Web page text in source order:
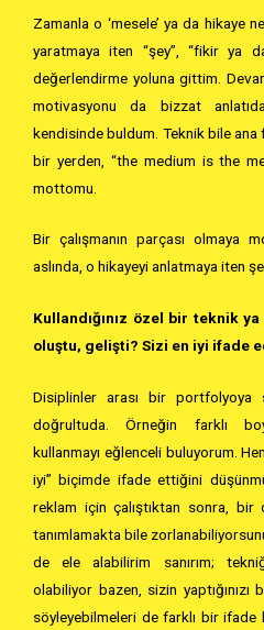
Zamanla o ‘mesele’ ya da hikaye
yaratmaya iten “şey”, “fikir ya
değerlendirme yoluna gittim.
motivasyonu da bizzat
kendisinde buldum. Teknik bile ana
bir yerden, “the medium is the
mottomu.
Bir çalışmanın parçası olmaya
aslında, o hikayeyi anlatmaya iten
Kullandığınız özel bir teknik
oluştu, gelişti? Sizi en iyi ifade
Disiplinler arası bir portfolyoya
doğrultuda. Örneğin farklı
kullanmayı eğlenceli buluyorum.
iyi” biçimde ifade ettiğini
reklam için çalıştıktan sonra,
tanımlamakta bile
de ele alabilirim sanırım;
olabiliyor bazen, sizin
söyleyebilmeleri de farklı bir ifade